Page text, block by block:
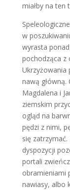
miałby na ten
w
wyrasta
pochodząca z
Ukrzyżowania
nawą
Magdalena i
ziemskim
ogląd na
pędzi z nimi,
się
dyspozycji
portali
obramieniami
nawiasy, albo